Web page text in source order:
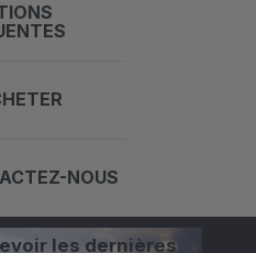
NOUS
les dernières